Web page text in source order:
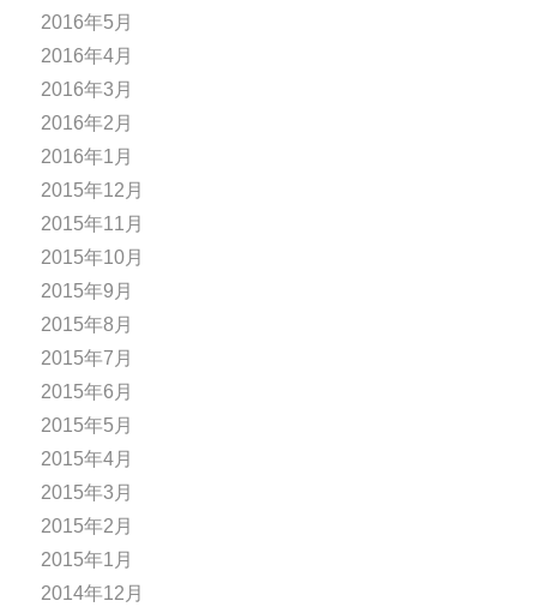
2016年5月
2016年4月
2016年3月
2016年2月
2016年1月
2015年12月
2015年11月
2015年10月
2015年9月
2015年8月
2015年7月
2015年6月
2015年5月
2015年4月
2015年3月
2015年2月
2015年1月
2014年12月